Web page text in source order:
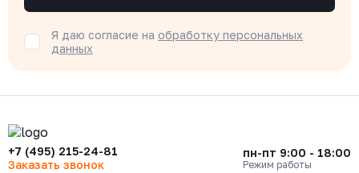
Я даю согласие на обработку персональных
данных
+7 (495) 215-24-81
Заказать звонок
пн-пт 9:00 - 18:00
Режим работы